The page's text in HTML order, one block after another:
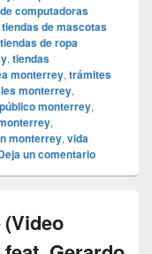
computadoras
tiendas de mascotas
tiendas de ropa
, tiendas
monterrey, trámites
monterrey,
monterrey,
,
monterrey, vida
un comentario